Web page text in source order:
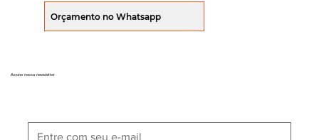
Orçamento no Whatsapp
Assine nossa newsletter